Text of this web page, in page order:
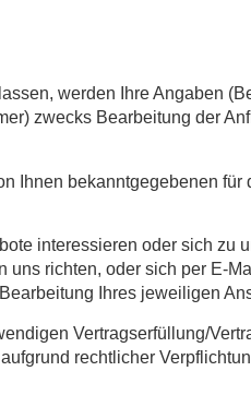
werden Ihre Angaben
zwecks Bearbeitung der
Ihnen bekanntgegebenen
interessieren oder sich
richten, oder sich per E-
Ihres jeweiligen
Vertragserfüllung/
rechtlicher